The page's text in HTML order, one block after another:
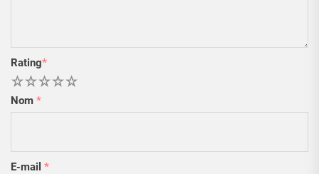
Rating*
5
4
3
2
Nom *
E-mail *